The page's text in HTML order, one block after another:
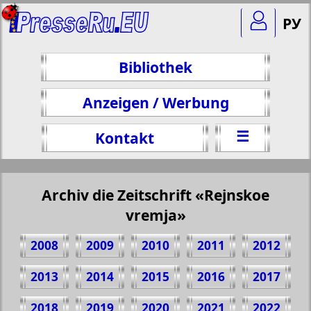
Bibliothek
Anzeigen / Werbung
Kontakt
☰
РУ
Archiv die Zeitschrift «Rejnskoe
vremja»
2008 2009 2010 2011
2012
2013
2014 2015 2016
2017